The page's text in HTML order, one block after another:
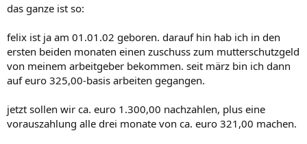
das ganze ist so:
felix ist ja am 01.01.02 geboren. darauf hin hab ich in den
ersten beiden monaten einen zuschuss zum mutterschutzgeld
von meinem arbeitgeber bekommen. seit märz bin ich dann
auf euro 325,00-basis arbeiten gegangen.
jetzt sollen wir ca. euro 1.300,00 nachzahlen, plus eine
vorauszahlung alle drei monate von ca. euro 321,00 machen.